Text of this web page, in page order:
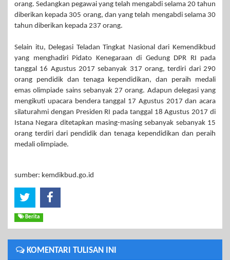
orang. Sedangkan pegawai yang telah mengabdi selama 20 tahun
diberikan kepada 305 orang, dan yang telah mengabdi selama 30
tahun diberikan kepada 237 orang.
Selain itu, Delegasi Teladan Tingkat Nasional dari Kemendikbud
yang menghadiri Pidato Kenegaraan di Gedung DPR RI pada
tanggal 16 Agustus 2017 sebanyak 317 orang, terdiri dari 290
orang pendidik dan tenaga kependidikan, dan peraih medali
emas olimpiade sains sebanyak 27 orang. Adapun delegasi yang
mengikuti upacara bendera tanggal 17 Agustus 2017 dan acara
silaturahmi dengan Presiden RI pada tanggal 18 Agustus 2017 di
Istana Negara ditetapkan masing-masing sebanyak sebanyak 15
orang terdiri dari pendidik dan tenaga kependidikan dan peraih
medali olimpiade.
sumber: kemdikbud.go.id
Berita
KOMENTARI TULISAN INI